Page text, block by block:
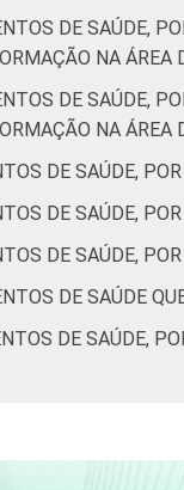
DE SAÚDE,
NA ÁREA
DE SAÚDE,
NA ÁREA
DE SAÚDE,
DE SAÚDE,
DE SAÚDE,
DE SAÚDE
DE SAÚDE,